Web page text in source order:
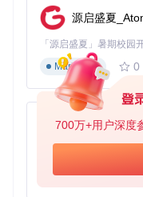
700万+用户深度
得越来越重要。bilibili-
了从内容获取到存储
的技术助手，帮助用
体资产。
bilibili-
B站视频下载，支
项目地址：https://
源启盛夏
Markdown
0
py-xiaozhi
Python
0